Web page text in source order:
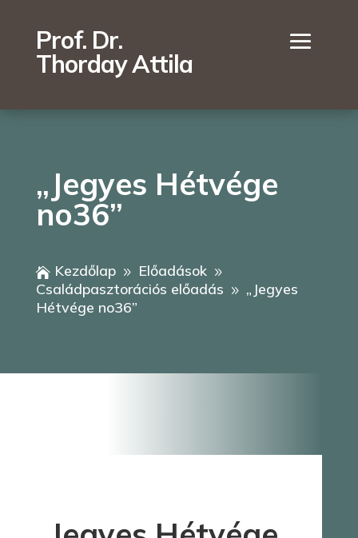
Prof. Dr.
Thorday Attila
„Jegyes Hétvége
no36”
 Kezdőlap 9 Előadások 9
Családpasztorációs előadás 9 „Jegyes
Hétvége no36”